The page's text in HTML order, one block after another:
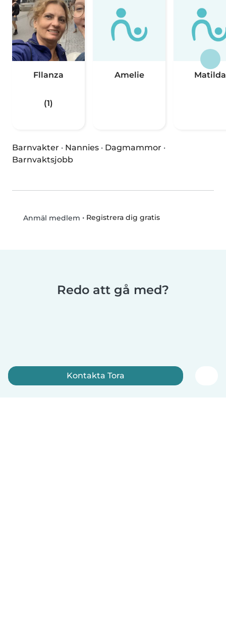
Fllanza
(1)
Amelie Matilda
Barnvakter · Nannies · Dagmammor ·
Barnvaktsjobb
Anmäl medlem • Registrera dig gratis
Redo att gå med?
Kontakta Tora